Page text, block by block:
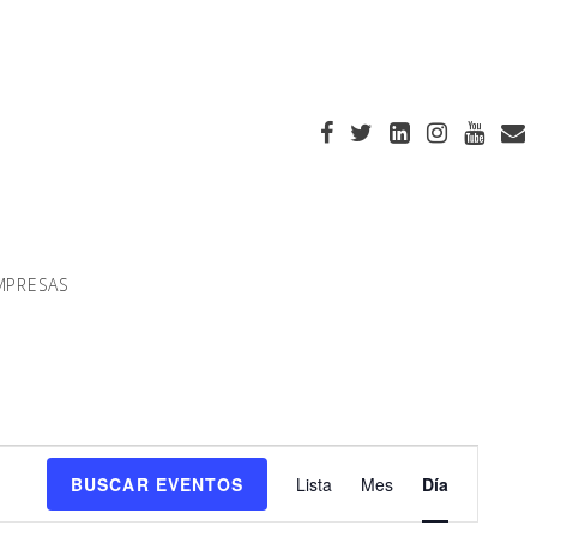
BUSCAR EVENTOS
Navegación
de
Lista Mes Día